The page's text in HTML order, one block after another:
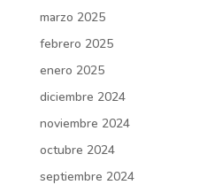
marzo 2025
febrero 2025
enero 2025
diciembre 2024
noviembre 2024
octubre 2024
septiembre 2024